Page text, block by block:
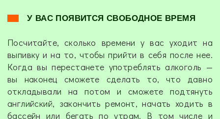
У ВАС ПОЯВИТСЯ СВОБОДНОЕ ВРЕМЯ
Посчитайте, сколько времени у вас уходит на
выпивку и на то, чтобы прийти в себя после нее.
Когда вы перестанете употреблять алкоголь —
вы наконец сможете сделать то, что давно
откладывали на потом и сможете подтянуть
английский, закончить ремонт, начать ходить в
бассейн или бегать по утрам. В том числе и